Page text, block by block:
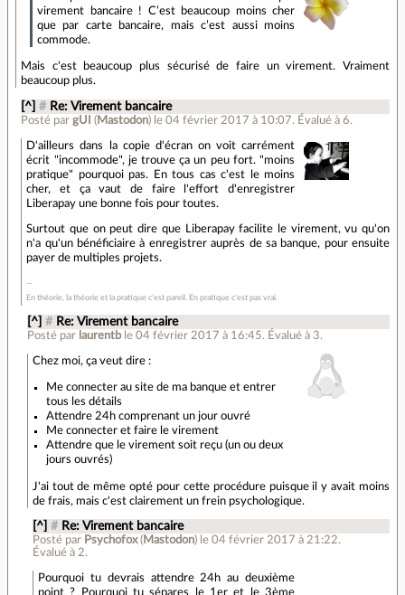
virement bancaire ! C’est beaucoup moins cher
que par carte bancaire, mais c’est aussi moins
commode.
Mais c'est beaucoup plus sécurisé de faire un virement. Vraiment
beaucoup plus.
[^] # Re: Virement bancaire
Posté pargUI ( Mastodon) le 04 février 2017 à 10:07. Évalué à6.
D'ailleurs dans la copie d'écran on voit carrément
écrit "incommode", je trouve ça un peu fort. "moins
pratique" pourquoi pas. En tous cas c'est le moins
cher, et ça vaut de faire l'effort d'enregistrer
Liberapay une bonne fois pour toutes.
Surtout que on peut dire que Liberapay facilite le virement, vu qu'on
n'a qu'un bénéficiaire à enregistrer auprès de sa banque, pour ensuite
payer de multiples projets.
En théorie, la théorie et la pratique c'est pareil. En pratique c'est pas vrai.
[^] # Re: Virement bancaire
Posté par laurentb le 04 février 2017 à 16:45. Évalué à 3.
Chez moi, ça veut dire :
Me connecter au site de ma banque et entrer
tous les détails
Attendre 24h comprenant un jour ouvré
Me connecter et faire le virement
Attendre que le virement soit reçu (un ou deux
jours ouvrés)
J'ai tout de même opté pour cette procédure puisque il y avait moins
de frais, mais c'est clairement un frein psychologique.
[^] # Re: Virement bancaire
Posté par Psychofox( Mastodon) le 04 février 2017 à 21:22.
Évalué à2.
Pourquoi tu devrais attendre 24h au deuxième
point ? Pourquoi tu sépares le 1er et le 3ème